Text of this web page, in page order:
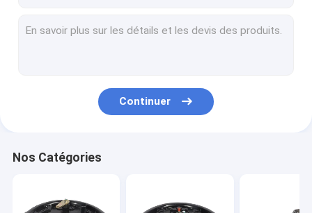
Continuer
Nos Catégories